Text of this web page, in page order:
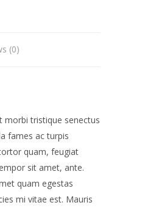
(0)
morbi tristique senectus
fames ac turpis
quam, feugiat
sit amet, ante.
quam egestas
mi vitae est. Mauris